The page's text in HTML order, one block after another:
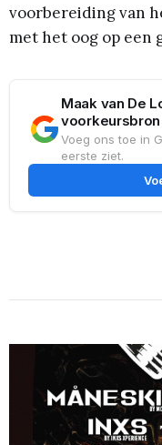
voorbereiding van
met het oog op een
Maak van De
Voeg ons toe in
eerste ziet.